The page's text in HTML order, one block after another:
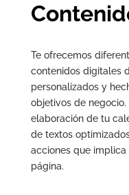
Te ofrecemos
contenidos digitales
personalizados y
objetivos de negocio.
elaboración de tu
de textos
acciones que
página.